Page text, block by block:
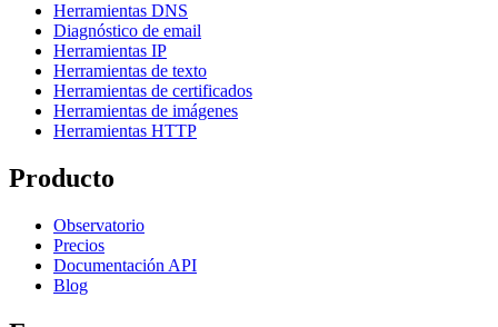
Herramientas DNS
Diagnóstico de email
Herramientas IP
Herramientas de texto
Herramientas de certificados
Herramientas de imágenes
Herramientas HTTP
Producto
Observatorio
Precios
Documentación API
Blog